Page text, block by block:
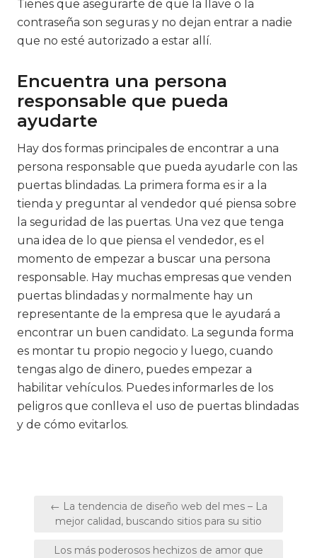
Tienes que asegurarte de que la llave o la
contraseña son seguras y no dejan entrar a nadie
que no esté autorizado a estar allí.
Encuentra una persona
responsable que pueda
ayudarte
Hay dos formas principales de encontrar a una
persona responsable que pueda ayudarle con las
puertas blindadas. La primera forma es ir a la
tienda y preguntar al vendedor qué piensa sobre
la seguridad de las puertas. Una vez que tenga
una idea de lo que piensa el vendedor, es el
momento de empezar a buscar una persona
responsable. Hay muchas empresas que venden
puertas blindadas y normalmente hay un
representante de la empresa que le ayudará a
encontrar un buen candidato. La segunda forma
es montar tu propio negocio y luego, cuando
tengas algo de dinero, puedes empezar a
habilitar vehículos. Puedes informarles de los
peligros que conlleva el uso de puertas blindadas
y de cómo evitarlos.
Navegación
entradas
← La tendencia de diseño web del mes – La
mejor calidad, buscando sitios para su sitio
Los más poderosos hechizos de amor que